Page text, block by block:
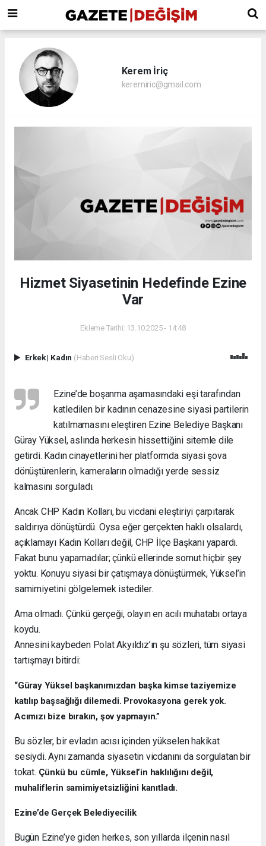
Kerem İriç
keremiric@gmail.com
Hizmet Siyasetinin Hedefinde Ezine
Var
Ekleme Tarihi: 13.10.2025 - 14:48
Erkek| Kadın (Haberi Sesli Oku)
Ezine’de boşanma aşamasındaki eşi tarafından
katledilen bir kadının cenazesine siyasi partilerin
katılmamasını eleştiren Ezine Belediye Başkanı
Güray Yüksel, aslında herkesin hissettiğini sitemle dile
getirdi. Kadın cinayetlerini her platformda siyasi şova
dönüştürenlerin, kameraların olmadığı yerde sessiz
kalmasını sorguladı.
Ancak CHP Kadın Kolları, bu vicdani eleştiriyi çarpıtarak
saldırıya dönüştürdü. Oysa eğer gerçekten haklı olsalardı,
açıklamayı Kadın Kolları değil, CHP İlçe Başkanı yapardı.
Fakat bunu yapamadılar; çünkü ellerinde somut hiçbir şey
yoktu. Konuyu siyasi bir çatışmaya dönüştürmek, Yüksel’in
samimiyetini gölgelemek istediler.
Ama olmadı. Çünkü gerçeği, olayın en acılı muhatabı ortaya
koydu.
Annesini kaybeden Polat Akyıldız’ın şu sözleri, tüm siyasi
tartışmayı bitirdi:
“Güray Yüksel başkanımızdan başka kimse taziyemize
katılıp başsağlığı dilemedi. Provokasyona gerek yok.
Acımızı bize bırakın, şov yapmayın.”
Bu sözler, bir evladın acısı içinden yükselen hakikat
sesiydi. Aynı zamanda siyasetin vicdanını da sorgulatan bir
tokat. Çünkü bu cümle, Yüksel’in haklılığını değil,
muhaliflerin samimiyetsizliğini kanıtladı.
Ezine’de Gerçek Belediyecilik
Bugün Ezine’ye giden herkes, son yıllarda ilçenin nasıl